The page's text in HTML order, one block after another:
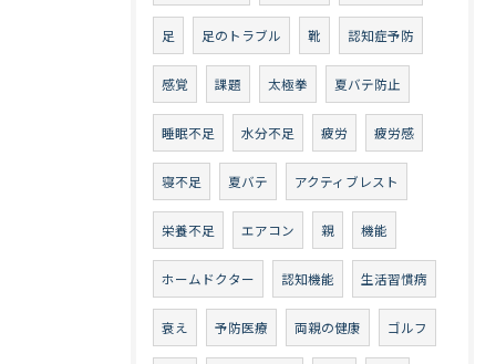
足 足のトラブル 靴 認知症予防
感覚 課題 太極拳 夏バテ防止
睡眠不足 水分不足 疲労 疲労感
寝不足 夏バテ アクティブレスト
栄養不足 エアコン 親 機能
ホームドクター 認知機能 生活習慣病
衰え 予防医療 両親の健康 ゴルフ